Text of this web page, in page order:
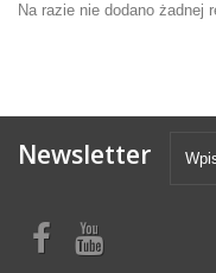
Na razie nie dodano żadnej
Newsletter